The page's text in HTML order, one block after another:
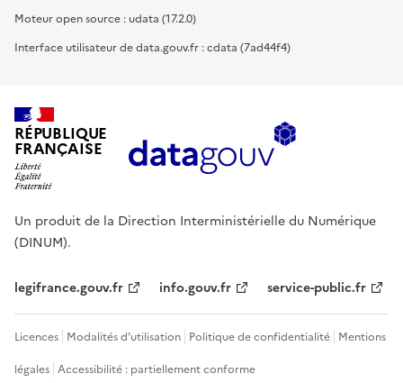
Moteur open source : udata (17.2.0)
Interface utilisateur de data.gouv.fr : cdata (7ad44f4)
RÉPUBLIQUE
FRANÇAISE
Un produit de la Direction Interministérielle du Numérique
(DINUM).
legifrance.gouv.fr info.gouv.fr service-public.fr
Licences Modalités d'utilisation Politique de confidentialité Mentions
légales Accessibilité : partiellement conforme